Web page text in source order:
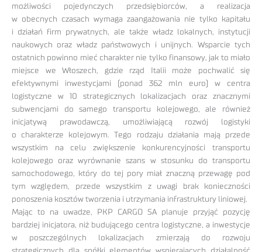
możliwości pojedynczych przedsiębiorców, a realizacja
w obecnych czasach wymaga zaangażowania nie tylko kapitału
i działań firm prywatnych, ale także władz lokalnych, instytucji
naukowych oraz władz państwowych i unijnych. Wsparcie tych
ostatnich powinno mieć charakter nie tylko finansowy, jak to miało
miejsce we Włoszech, gdzie rząd Italii może pochwalić się
efektywnymi inwestycjami (ponad 362 mln euro) w centra
logistyczne w 10 strategicznych lokalizacjach oraz znacznymi
subwencjami do samego transportu kolejowego, ale również
inicjatywą prawodawczą, umożliwiającą rozwój logistyki
o charakterze kolejowym. Tego rodzaju działania mają przede
wszystkim na celu zwiększenie konkurencyjności transportu
kolejowego oraz wyrównanie szans w stosunku do transportu
samochodowego, który do tej pory miał znaczną przewagę pod
tym względem, przede wszystkim z uwagi brak konieczności
ponoszenia kosztów tworzenia i utrzymania infrastruktury liniowej.
Mając to na uwadze, PKP CARGO SA planuje przyjąć pozycję
bardziej inicjatora, niż budującego centra logistyczne, a inwestycje
w poszczególnych lokalizacjach zmierzają do rozwoju